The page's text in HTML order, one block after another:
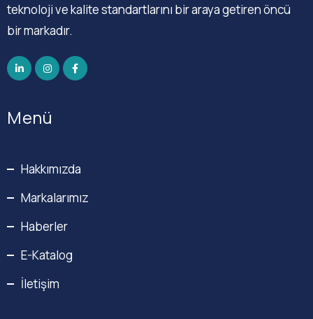
teknoloji ve kalite standartlarını bir araya getiren öncü
bir markadır.
Menü
Hakkımızda
Markalarımız
Haberler
E-Katalog
İletişim